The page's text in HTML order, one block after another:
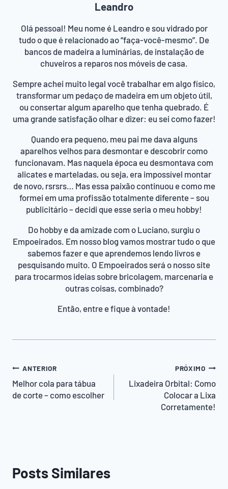
Leandro
Olá pessoal! Meu nome é Leandro e sou vidrado por
tudo o que é relacionado ao “faça-você-mesmo”. De
bancos de madeira a luminárias, de instalação de
chuveiros a reparos nos móveis de casa.
Sempre achei muito legal você trabalhar em algo físico,
transformar um pedaço de madeira em um objeto útil,
ou consertar algum aparelho que tenha quebrado. É
uma grande satisfação olhar e dizer: eu sei como fazer!
Quando era pequeno, meu pai me dava alguns
aparelhos velhos para desmontar e descobrir como
funcionavam. Mas naquela época eu desmontava com
alicates e marteladas, ou seja, era impossível montar
de novo, rsrsrs… Mas essa paixão continuou e como me
formei em uma profissão totalmente diferente – sou
publicitário – decidi que esse seria o meu hobby!
Do hobby e da amizade com o Luciano, surgiu o
Empoeirados. Em nosso blog vamos mostrar tudo o que
sabemos fazer e que aprendemos lendo livros e
pesquisando muito. O Empoeirados será o nosso site
para trocarmos ideias sobre bricolagem, marcenaria e
outras coisas, combinado?
Então, entre e fique à vontade!
Navegação
de
Post
ANTERIOR
Melhor cola para tábua
de corte – como escolher
PRÓXIMO
Lixadeira Orbital: Como
Colocar a Lixa
Corretamente!
Posts Similares